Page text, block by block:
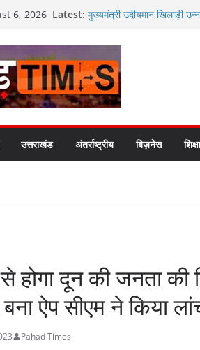
6, 2026 Latest: मुख्यमंत्री उदीयमान खिलाड़ी
चयन,देशभर से कुल पांच युवा
युवा शक्ति ही विकसित भारत की
सिंगल-यूज़ प्लास्टिक मुक्त राज्य
उत्तराखंड अंतर्राष्ट्रीय बिज़नेस शिक्षा
होगा दून की जनता की
ऐप सीएम ने किया
Pahad Times